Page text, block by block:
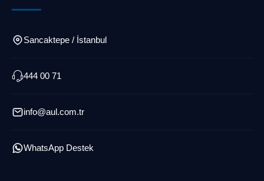
Sancaktepe / İstanbul
444 00 71
info@aul.com.tr
WhatsApp Destek